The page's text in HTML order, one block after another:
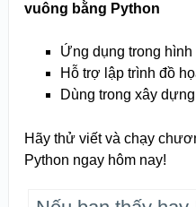
vuông bằng Python
Ứng dụng trong
Hỗ trợ lập trình đồ
Dùng trong xây
Hãy thử viết và chạy
Python ngay hôm nay!